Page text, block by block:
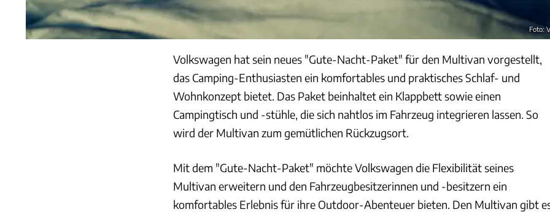
Foto:
Volkswagen hat sein neues "Gute-Nacht-Paket" für den Multivan vorgestellt,
das Camping-Enthusiasten ein komfortables und praktisches Schlaf- und
Wohnkonzept bietet. Das Paket beinhaltet ein Klappbett sowie einen
Campingtisch und -stühle, die sich nahtlos im Fahrzeug integrieren lassen. So
wird der Multivan zum gemütlichen Rückzugsort.
Mit dem "Gute-Nacht-Paket" möchte Volkswagen die Flexibilität seines
Multivan erweitern und den Fahrzeugbesitzerinnen und -besitzern ein
komfortables Erlebnis für ihre Outdoor-Abenteuer bieten. Den Multivan gibt